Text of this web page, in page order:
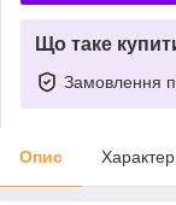
Що таке
Замовлення
Опис